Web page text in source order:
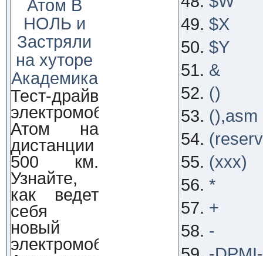
Атом В
НОЛЬ и
Застряли
на хуторе
Академика
Тест-драйв
электромобиля
Атом на
дистанции
500 км.
Узнайте,
как ведет
себя
новый
электромобиль
$X
$Y
&
()
(),asm
(xxx)
*
+
-